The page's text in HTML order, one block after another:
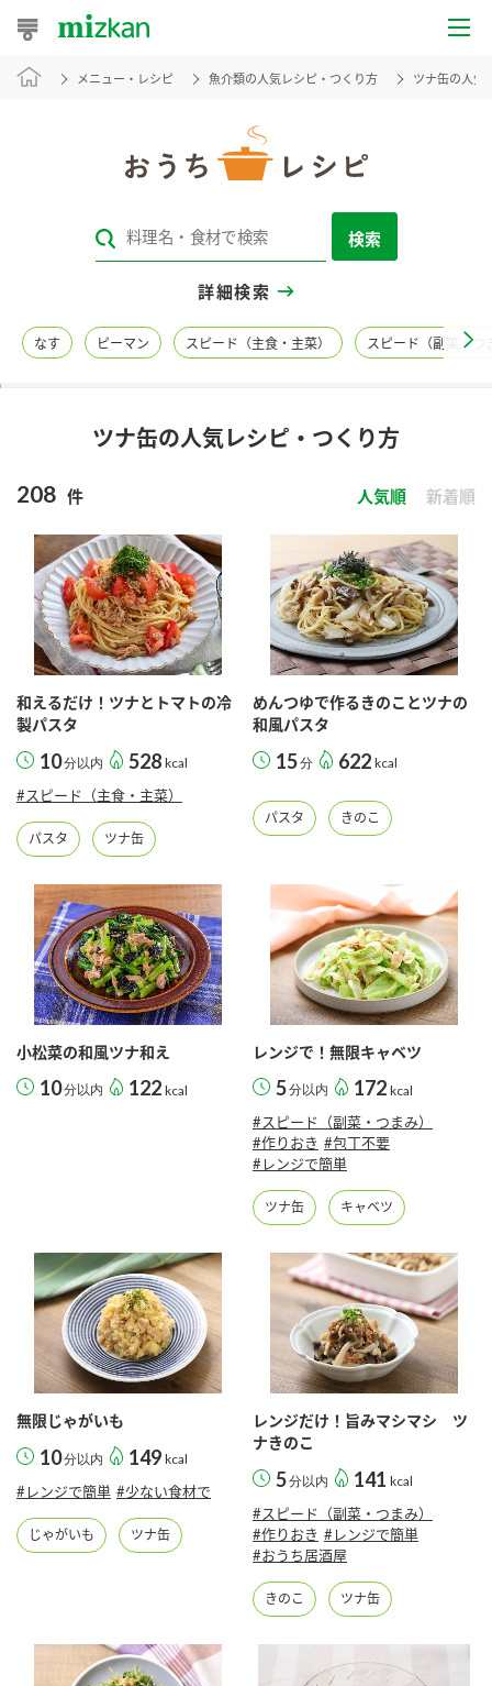
おうちレシピ
レシピカテゴリ一覧
レシピ名特集
商品情報
商品カテゴリ
酢 調味酢
お酢ドリンク ぽん酢
みりん風・料理酒 鍋用調味料
つゆ
スープ 中華
クイック調味料 レモン果汁
おすしの素
米飯用調味液
納豆 Fibee
新商品一覧
キャンペーン情報
ブランド・スペシャルサイト
ブランド・スペシャルサイト トップ
商品ブランドサイト
Fibee（ファイビー）
くらしプラ酢
お酢ドリンク
味ぽん
ぽん酢
かおりの蔵
つゆ
鍋なび
千夜
スペシャルサイト
お酢を知ろう！
すしラボ
ぽん酢サワー
納豆の豆知識
鍋奉行マニュアル
ミツカンのCM
ロングセラー商品 ＋ おすすめレシピ
企業情報
国内事業概要
企業理念
ミツカンの歴史
ミツカンを知る
環境への取り組み
水の文化センター（アーカイブ）
MIM（ミツカンミュージアム）
各部門が大切にしていること
おいしさと健康への取り組み
キッザニア東京「ぽん酢工房」
採用情報
ニュースリリース
よくあるご質問
お問い合わせ
地図から取り扱い店舗を探す
ミツカン公式通販
メニュー・レシピ 魚介類の人気レシピ・つくり方 ツナ缶の人気
検索
詳細検索
なす ピーマン スピード（主食・主菜） スピード（副菜・つ
ツナ缶の人気レシピ・つくり方
208 件 人気順 新着順
和えるだけ！ツナとトマトの冷
製パスタ
10分以内 528 kcal
#スピード（主食・主菜）
パスタ ツナ缶
めんつゆで作るきのことツナの
和風パスタ
15分 622 kcal
パスタ きのこ
小松菜の和風ツナ和え
10分以内 122 kcal
レンジで！無限キャベツ
5分以内 172 kcal
#スピード（副菜・つまみ）
#作りおき #包丁不要
#レンジで簡単
ツナ缶 キャベツ
無限じゃがいも
10分以内 149 kcal
#レンジで簡単 #少ない食材で
じゃがいも ツナ缶
レンジだけ！旨みマシマシ ツ
ナきのこ
5分以内 141 kcal
#スピード（副菜・つまみ）
#作りおき #レンジで簡単
#おうち居酒屋
きのこ ツナ缶